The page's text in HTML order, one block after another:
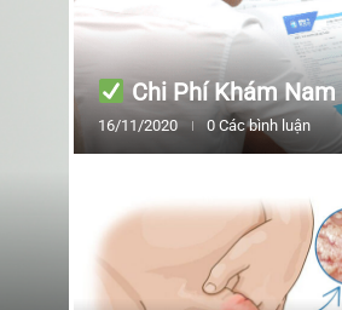
Chi Phí Khám Nam
16/11/2020 0 Các bình luận